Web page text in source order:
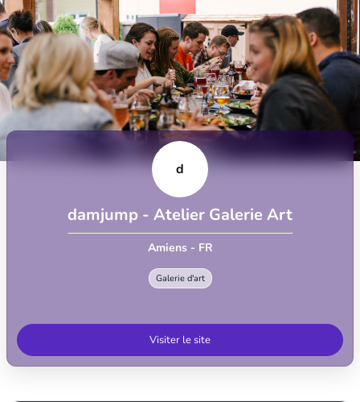
d
damjump - Atelier Galerie Art
Amiens - FR
Galerie d'art
Visiter le site